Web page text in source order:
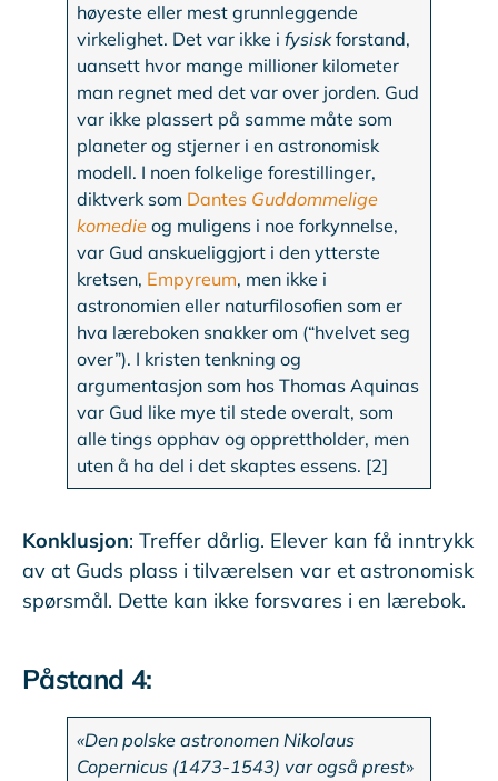
høyeste eller mest grunnleggende
virkelighet. Det var ikke ifysiskforstand,
uansett hvor mange millioner kilometer
man regnet med det var over jorden. Gud
var ikke plassert på samme måte som
planeter og stjerner i en astronomisk
modell. I noen folkelige forestillinger,
diktverk som Dantes Guddommelige
komedie og muligens i noe forkynnelse,
var Gud anskueliggjort i den ytterste
kretsen, Empyreum, men ikke i
astronomien eller naturfilosofien som er
hva læreboken snakker om (“hvelvet seg
over”). I kristen tenkning og
argumentasjon som hos Thomas Aquinas
var Gud like mye til stede overalt, som
alle tings opphav og opprettholder, men
uten å ha del i det skaptes essens. [2]
Konklusjon: Treffer dårlig. Elever kan få inntrykk
av at Guds plass i tilværelsen var et astronomisk
spørsmål. Dette kan ikke forsvares i en lærebok.
Påstand 4:
«Den polske astronomen Nikolaus
Copernicus (1473-1543) var også prest»